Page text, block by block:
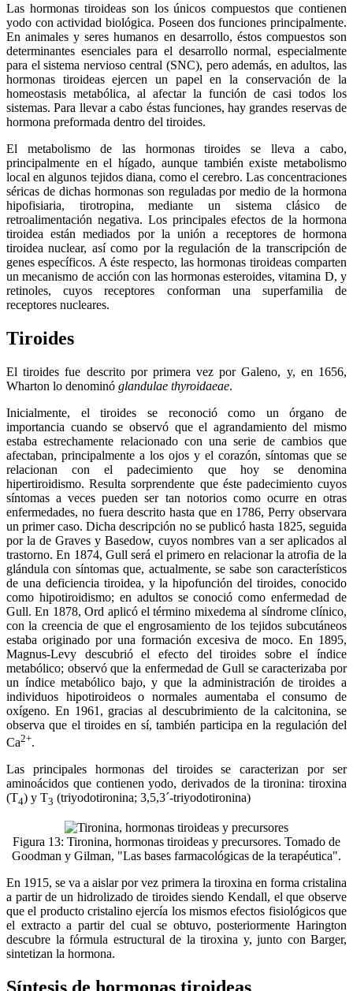
Las hormonas tiroideas son los únicos compuestos que contienen
yodo con actividad biológica. Poseen dos funciones principalmente.
En animales y seres humanos en desarrollo, éstos compuestos son
determinantes esenciales para el desarrollo normal, especialmente
para el sistema nervioso central (SNC), pero además, en adultos, las
hormonas tiroideas ejercen un papel en la conservación de la
homeostasis metabólica, al afectar la función de casi todos los
sistemas. Para llevar a cabo éstas funciones, hay grandes reservas de
hormona preformada dentro del tiroides.
El metabolismo de las hormonas tiroides se lleva a cabo,
principalmente en el hígado, aunque también existe metabolismo
local en algunos tejidos diana, como el cerebro. Las concentraciones
séricas de dichas hormonas son reguladas por medio de la hormona
hipofisiaria, tirotropina, mediante un sistema clásico de
retroalimentación negativa. Los principales efectos de la hormona
tiroidea están mediados por la unión a receptores de hormona
tiroidea nuclear, así como por la regulación de la transcripción de
genes específicos. A éste respecto, las hormonas tiroideas comparten
un mecanismo de acción con las hormonas esteroides, vitamina D, y
retinoles, cuyos receptores conforman una superfamilia de
receptores nucleares.
Tiroides
El tiroides fue descrito por primera vez por Galeno, y, en 1656,
Wharton lo denominó glandulae thyroidaeae.
Inicialmente, el tiroides se reconoció como un órgano de
importancia cuando se observó que el agrandamiento del mismo
estaba estrechamente relacionado con una serie de cambios que
afectaban, principalmente a los ojos y el corazón, síntomas que se
relacionan con el padecimiento que hoy se denomina
hipertiroidismo. Resulta sorprendente que éste padecimiento cuyos
síntomas a veces pueden ser tan notorios como ocurre en otras
enfermedades, no fuera descrito hasta que en 1786, Perry observara
un primer caso. Dicha descripción no se publicó hasta 1825, seguida
por la de Graves y Basedow, cuyos nombres van a ser aplicados al
trastorno. En 1874, Gull será el primero en relacionar la atrofia de la
glándula con síntomas que, actualmente, se sabe son característicos
de una deficiencia tiroidea, y la hipofunción del tiroides, conocido
como hipotiroidismo; en adultos se conoció como enfermedad de
Gull. En 1878, Ord aplicó el término mixedema al síndrome clínico,
con la creencia de que el engrosamiento de los tejidos subcutáneos
estaba originado por una formación excesiva de moco. En 1895,
Magnus-Levy descubrió el efecto del tiroides sobre el índice
metabólico; observó que la enfermedad de Gull se caracterizaba por
un índice metabólico bajo, y que la administración de tiroides a
individuos hipotiroideos o normales aumentaba el consumo de
oxígeno. En 1961, gracias al descubrimiento de la calcitonina, se
observa que el tiroides en sí, también participa en la regulación del
Ca2+.
Las principales hormonas del tiroides se caracterizan por ser
aminoácidos que contienen yodo, derivados de la tironina: tiroxina
(T4) y T3 (triyodotironina; 3,5,3´-triyodotironina)
Figura 13: Tironina, hormonas tiroideas y precursores. Tomado de
Goodman y Gilman, "Las bases farmacológicas de la terapéutica".
En 1915, se va a aislar por vez primera la tiroxina en forma cristalina
a partir de un hidrolizado de tiroides siendo Kendall, el que observe
que el producto cristalino ejercía los mismos efectos fisiológicos que
el extracto a partir del cual se obtuvo, posteriormente Harington
descubre la fórmula estructural de la tiroxina y, junto con Barger,
sintetizan la hormona.